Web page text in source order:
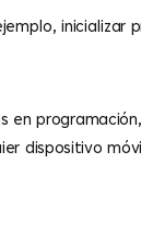
inicializar
en
dispositivo